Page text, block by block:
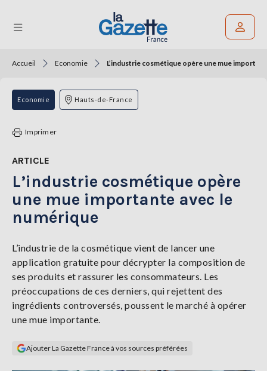
THÉMATIQUES
RÉGIONS
TENDANCES
SERVICES
LA
Se
connecter
S'abonner
Accueil Economie L’industrie cosmétique opère une mue
Economie Hauts-de-France
Imprimer
ARTICLE
L’industrie cosmétique opère
une mue importante avec le
numérique
L’industrie de la cosmétique vient de lancer une
application gratuite pour décrypter la composition de
ses produits et rassurer les consommateurs. Les
préoccupations de ces derniers, qui rejettent des
ingrédients controversés, poussent le marché à opérer
une mue importante.
Ajouter La Gazette France à vos sources préférées